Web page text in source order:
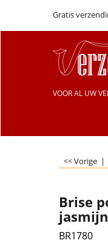
Gratis
VOOR AL UW
<< Vorige |
Brise
BR1780